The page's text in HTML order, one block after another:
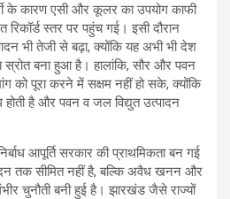
के कारण एसी और कूलर का उपयोग काफी
स्तर पर पहुंच गई। इसी दौरान
भी तेजी से बढ़ा, क्योंकि यह अभी भी देश
बना हुआ है। हालांकि, सौर और पवन
को पूरा करने में सक्षम नहीं हो सके, क्योंकि
है और पवन व जल विद्युत उत्पादन
आपूर्ति सरकार की प्राथमिकता बन गई
तक सीमित नहीं है, बल्कि अवैध खनन और
चुनौती बनी हुई है। झारखंड जैसे राज्यों